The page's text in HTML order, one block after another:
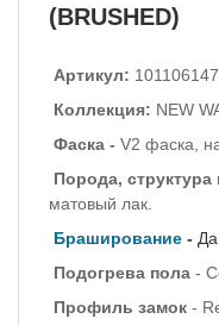
(BRUSHED)
Артикул:
Коллекция: NEW
Фаска - V2 фаска,
Порода, структура
матовый лак.
Браширование - Да
Подогрева пола -
Профиль замок -